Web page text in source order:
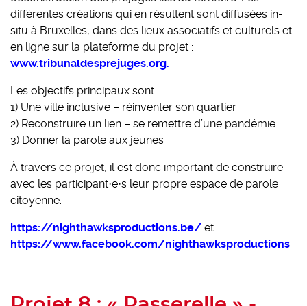
différentes créations qui en résultent sont diffusées in-
situ à Bruxelles, dans des lieux associatifs et culturels et
en ligne sur la plateforme du projet :
www.tribunaldesprejuges.org.
Les objectifs principaux sont :
1) Une ville inclusive – réinventer son quartier
2) Reconstruire un lien – se remettre d’une pandémie
3) Donner la parole aux jeunes
À travers ce projet, il est donc important de construire
avec les participant·e·s leur propre espace de parole
citoyenne.
https://nighthawksproductions.be/ et
https://www.facebook.com/nighthawksproductions